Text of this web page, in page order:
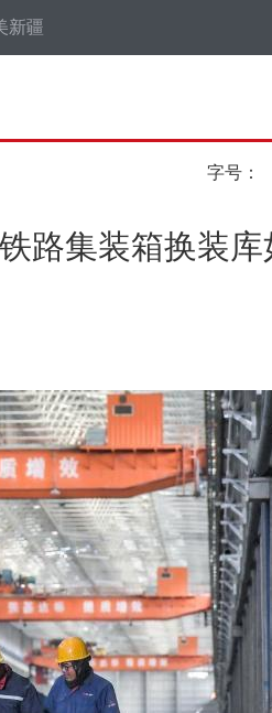
新疆
字号：
路集装箱换装库